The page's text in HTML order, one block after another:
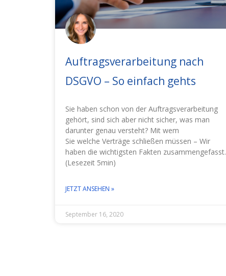
Auftragsverarbeitung nach
DSGVO – So einfach gehts
Sie haben schon von der Auftragsverarbeitung
gehört, sind sich aber nicht sicher, was man
darunter genau versteht? Mit wem
Sie welche Verträge schließen müssen – Wir
haben die wichtigsten Fakten zusammengefasst.
(Lesezeit 5min)
JETZT ANSEHEN »
September 16, 2020